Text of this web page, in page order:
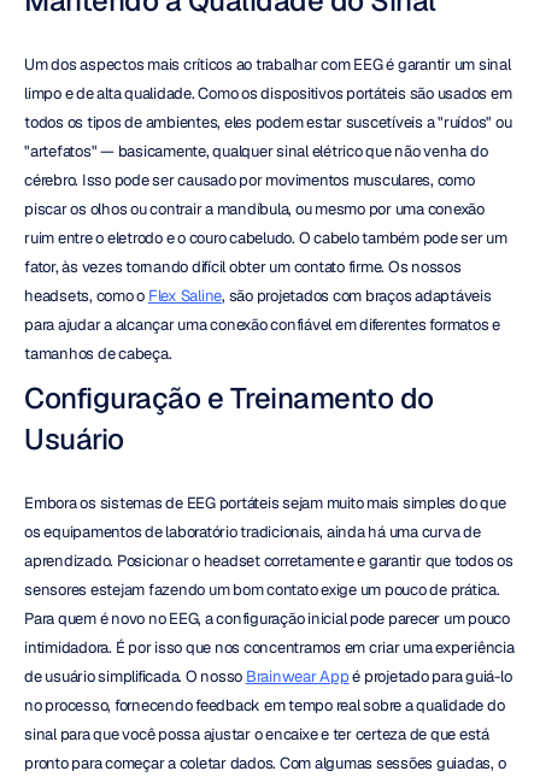
Um dos aspectos mais críticos ao trabalhar com EEG é garantir um sinal
limpo e de alta qualidade. Como os dispositivos portáteis são usados em
todos os tipos de ambientes, eles podem estar suscetíveis a "ruídos" ou
"artefatos" — basicamente, qualquer sinal elétrico que não venha do
cérebro. Isso pode ser causado por movimentos musculares, como
piscar os olhos ou contrair a mandíbula, ou mesmo por uma conexão
ruim entre o eletrodo e o couro cabeludo. O cabelo também pode ser um
fator, às vezes tornando difícil obter um contato firme. Os nossos
headsets, como o Flex Saline, são projetados com braços adaptáveis
para ajudar a alcançar uma conexão confiável em diferentes formatos e
tamanhos de cabeça.
Configuração e Treinamento do
Usuário
Embora os sistemas de EEG portáteis sejam muito mais simples do que
os equipamentos de laboratório tradicionais, ainda há uma curva de
aprendizado. Posicionar o headset corretamente e garantir que todos os
sensores estejam fazendo um bom contato exige um pouco de prática.
Para quem é novo no EEG, a configuração inicial pode parecer um pouco
intimidadora. É por isso que nos concentramos em criar uma experiência
de usuário simplificada. O nosso Brainwear App é projetado para guiá-lo
no processo, fornecendo feedback em tempo real sobre a qualidade do
sinal para que você possa ajustar o encaixe e ter certeza de que está
pronto para começar a coletar dados. Com algumas sessões guiadas, o